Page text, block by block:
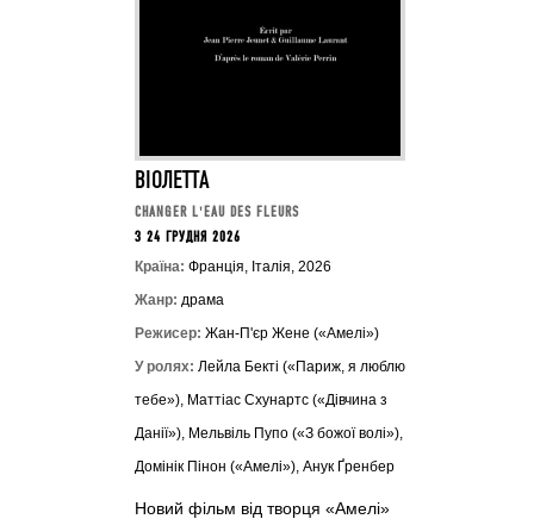
ВІОЛЕТТА
CHANGER L'EAU DES FLEURS
З 24 ГРУДНЯ 2026
Країна: Франція, Італія, 2026
Жанр: драма
Режисер: Жан-П'єр Жене («Амелі»)
У ролях: Лейла Бекті («Париж, я люблю
тебе»), Маттіас Схунартс («Дівчина з
Данії»), Мельвіль Пупо («З божої волі»),
Домінік Пінон («Амелі»), Анук Ґренбер
Новий фільм від творця «Амелі»